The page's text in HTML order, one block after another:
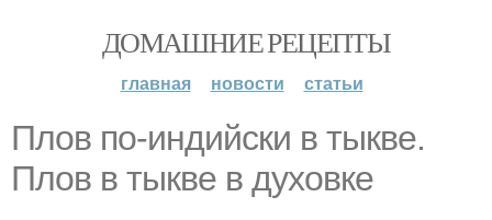
ДОМАШНИЕ РЕЦЕПТЫ
главная новости статьи
Плов по-индийски в тыкве.
Плов в тыкве в духовке